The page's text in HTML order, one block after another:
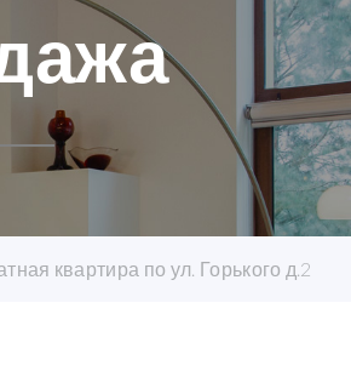
квартира по ул. Горького д.2